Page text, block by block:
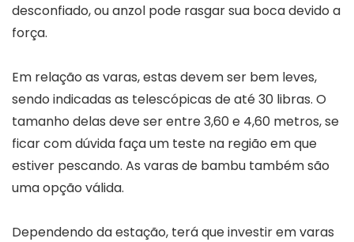
desconfiado, ou anzol pode rasgar sua boca devido a
força.
Em relação as varas, estas devem ser bem leves,
sendo indicadas as telescópicas de até 30 libras. O
tamanho delas deve ser entre 3,60 e 4,60 metros, se
ficar com dúvida faça um teste na região em que
estiver pescando. As varas de bambu também são
uma opção válida.
Dependendo da estação, terá que investir em varas